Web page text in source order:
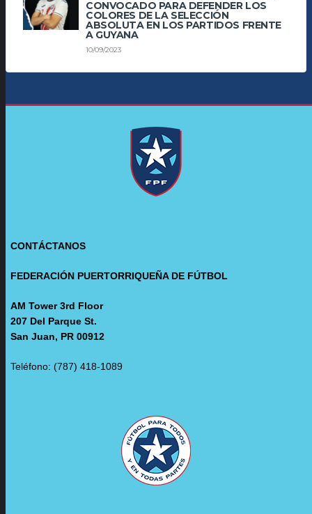
CONVOCADO PARA DEFENDER LOS
COLORES DE LA SELECCIÓN
ABSOLUTA EN LOS PARTIDOS FRENTE
A GUYANA
10/09/2023
CONTÁCTANOS
FEDERACIÓN PUERTORRIQUEÑA DE FÚTBOL
AM Tower 3rd Floor
207 Del Parque St.
San Juan, PR 00912
Teléfono: (787) 418-1089